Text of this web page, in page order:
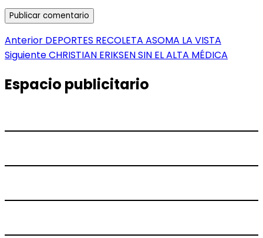
Navegación
de
entradas
Anterior Entrada
anterior:
DEPORTES RECOLETA ASOMA LA VISTA
SiguienteEntrada
CHRISTIAN ERIKSEN SIN EL ALTA MÉDICA
Espacio publicitario